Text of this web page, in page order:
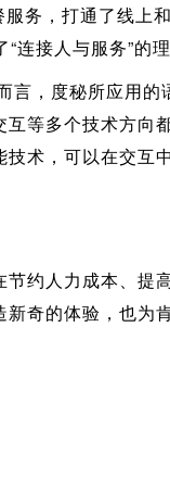
务，打通了线上
接人与服务”的理
，度秘所应用的
等多个技术方向
术，可以在交互
约人力成本、提
奇的体验，也为